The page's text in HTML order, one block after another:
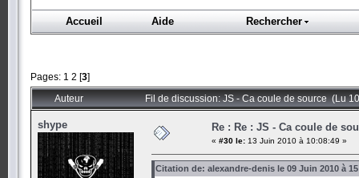
Accueil Aide Rechercher
Pages: 1 2 [3]
Auteur Fil de discussion: JS - Ca coule de source (Lu
shype Re : Re : JS - Ca coule de
« #30 le: 13 Juin 2010 à 10:08:49 »
Citation de: alexandre-denis le 09 Juin 2010 à